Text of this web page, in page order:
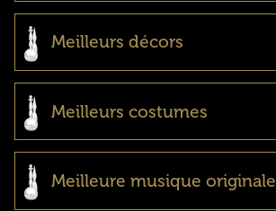
Meilleurs décors
Meilleurs costumes
Meilleure musique originale